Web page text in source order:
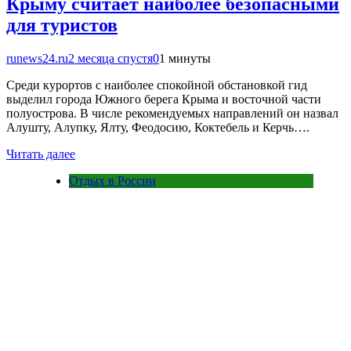
Крыму считает наиболее безопасными
для туристов
runews24.ru2 месяца спустя01 минуты
Среди курортов с наиболее спокойной обстановкой гид
выделил города Южного берега Крыма и восточной части
полуострова. В числе рекомендуемых направлений он назвал
Алушту, Алупку, Ялту, Феодосию, Коктебель и Керчь….
Читать далее
Отдых в России